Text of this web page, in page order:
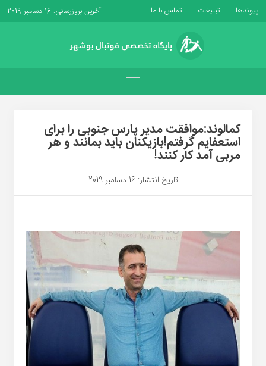
پیوندها تبلیغات تماس با ما آخرین بروزرسانی: 16 دسامبر 2019
کمالوند:موافقت مدیر پارس جنوبی را برای
استعفایم گرفتم!بازیکنان باید بمانند و هر
مربی آمد کار کنند!
تاریخ انتشار: 16 دسامبر 2019